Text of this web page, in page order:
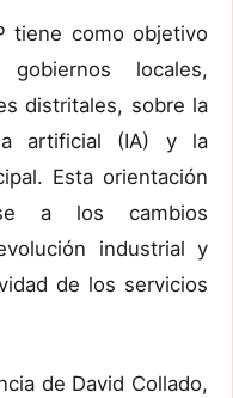
tiene como objetivo
locales,
distritales, sobre la
artificial (IA) y la
Esta orientación
a los cambios
industrial y
de los servicios
de David Collado,